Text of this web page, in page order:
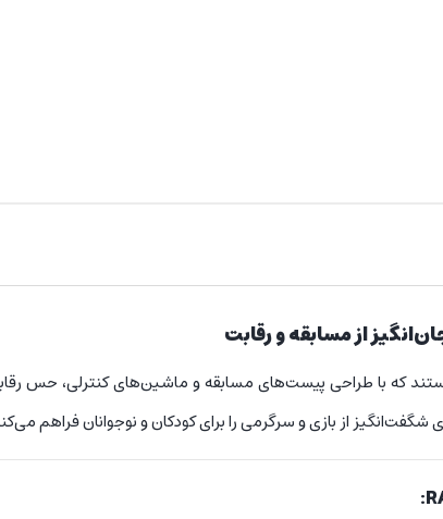
که با طراحی پیست‌های مسابقه و ماشین‌های کنترلی، حس
از بازی و سرگرمی را برای کودکان و نوجوانان فراهم